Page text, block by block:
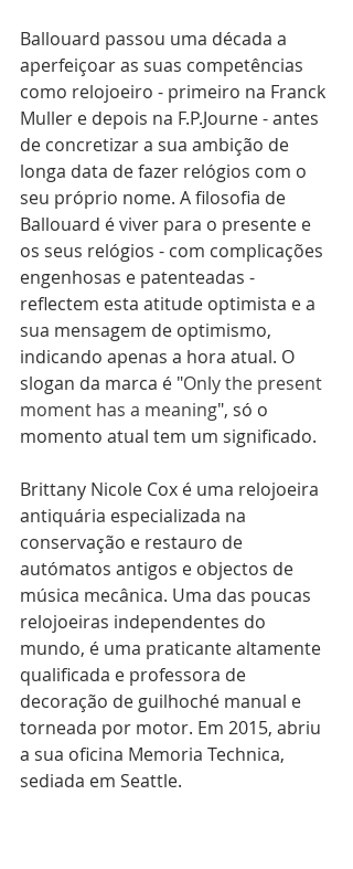
Ballouard passou uma década a
aperfeiçoar as suas competências
como relojoeiro - primeiro na Franck
Muller e depois na F.P.Journe - antes
de concretizar a sua ambição de
longa data de fazer relógios com o
seu próprio nome. A filosofia de
Ballouard é viver para o presente e
os seus relógios - com complicações
engenhosas e patenteadas -
reflectem esta atitude optimista e a
sua mensagem de optimismo,
indicando apenas a hora atual. O
slogan da marca é "Only the present
moment has a meaning", só o
momento atual tem um significado.
Brittany Nicole Cox é uma relojoeira
antiquária especializada na
conservação e restauro de
autómatos antigos e objectos de
música mecânica. Uma das poucas
relojoeiras independentes do
mundo, é uma praticante altamente
qualificada e professora de
decoração de guilhoché manual e
torneada por motor. Em 2015, abriu
a sua oficina Memoria Technica,
sediada em Seattle.